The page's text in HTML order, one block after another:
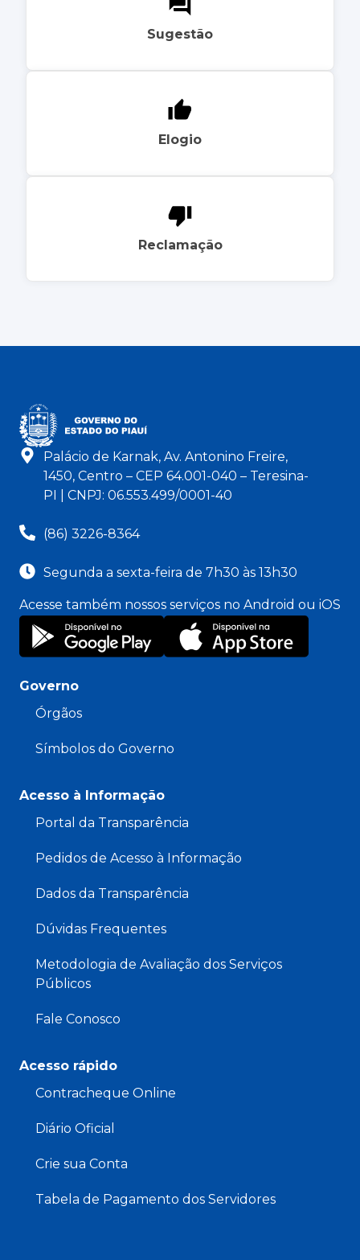
Sugestão
Elogio
Reclamação
Palácio de Karnak, Av. Antonino Freire,
1450, Centro – CEP 64.001-040 – Teresina-
PI | CNPJ: 06.553.499/0001-40
(86) 3226-8364
Segunda a sexta-feira de 7h30 às 13h30
Acesse também nossos serviços no Android ou iOS
Governo
Órgãos
Símbolos do Governo
Acesso à Informação
Portal da Transparência
Pedidos de Acesso à Informação
Dados da Transparência
Dúvidas Frequentes
Metodologia de Avaliação dos Serviços
Públicos
Fale Conosco
Acesso rápido
Contracheque Online
Diário Oficial
Crie sua Conta
Tabela de Pagamento dos Servidores